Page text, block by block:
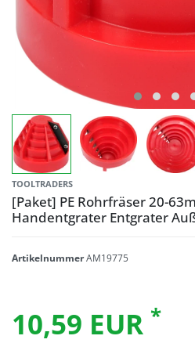
TOOLTRADERS
[Paket] PE Rohrfräser 20-
Handentgrater Entgrater
ArtikelnummerAM19775
10,59 EUR *